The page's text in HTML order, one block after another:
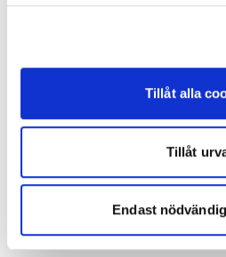
Tillåt alla
Tillåt
Endast